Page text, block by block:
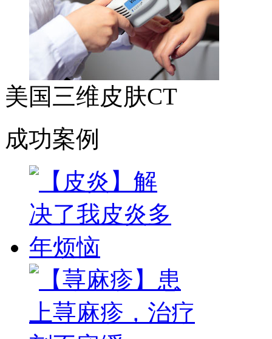
美国三维皮肤CT
成功案例